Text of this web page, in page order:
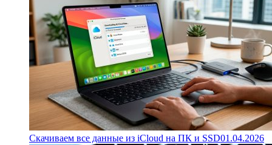
Скачиваем все данные из iCloud на ПК и SSD01.04.2026